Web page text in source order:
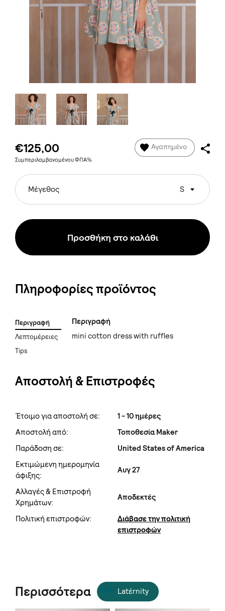
€125,00
Συμπεριλαμβανομένου ΦΠΑ%
Αγαπημένο
Μέγεθος S
Προσθήκη στο καλάθι
Πληροφορίες προϊόντος
Περιγραφή
Λεπτομέρειες
Tips
Περιγραφή
mini cotton dress with ruffles
Αποστολή & Επιστροφές
Έτοιμο για αποστολή σε:
1 - 10 ημέρες
Αποστολή από:
Τοποθεσία Maker
Παράδοση σε:
United States of America
Εκτιμώμενη ημερομηνία
άφιξης:
Αυγ 27
Αλλαγές & Επιστροφή
Χρημάτων:
Αποδεκτές
Πολιτική επιστροφών:
Διάβασε την πολιτική
επιστροφών
Περισσότερα Latέrnity